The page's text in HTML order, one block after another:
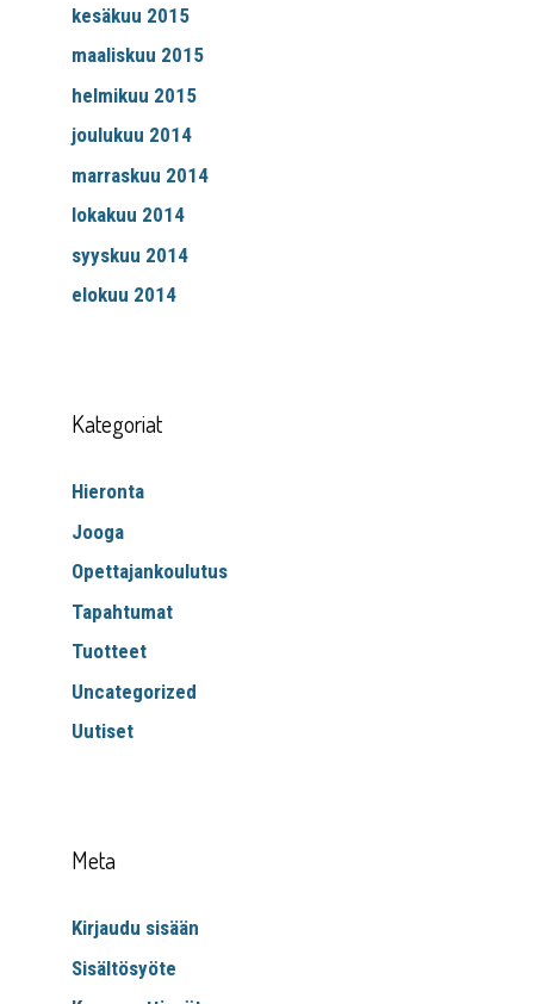
kesäkuu 2015
maaliskuu 2015
helmikuu 2015
joulukuu 2014
marraskuu 2014
lokakuu 2014
syyskuu 2014
elokuu 2014
Kategoriat
Hieronta
Jooga
Opettajankoulutus
Tapahtumat
Tuotteet
Uncategorized
Uutiset
Meta
Kirjaudu sisään
Sisältösyöte